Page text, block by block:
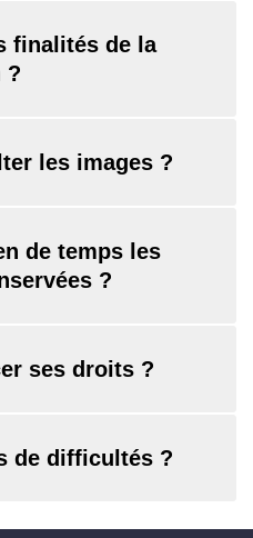
finalités de la
?
les images ?
de temps les
?
ses droits ?
de difficultés ?